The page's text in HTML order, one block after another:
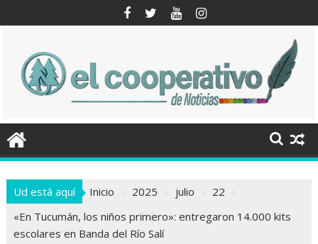
al
Ud está aquí Inicio 2025 julio
22
«En Tucumán, los niños primero»: entregaron 14.000 kits
escolares en Banda del Río Salí